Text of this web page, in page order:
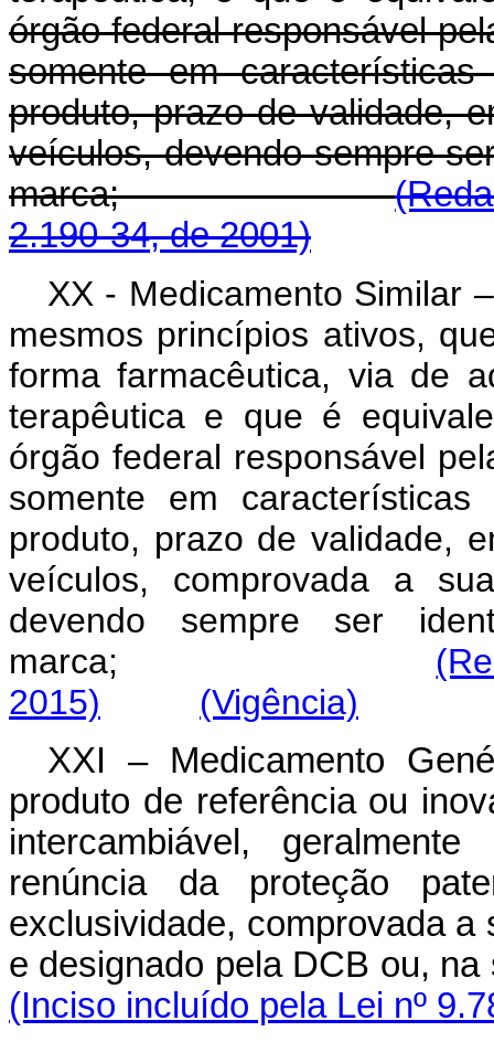
órgão federal responsável
somente em
produto, prazo de validade,
veículos, devendo sempre
marca;
2.190-34, de 2001)
XX - Medicamento Similar
mesmos princípios ativos,
forma farmacêutica, via de
terapêutica e que é
órgão federal responsável
somente em
produto, prazo de validade,
veículos, comprovada a
devendo sempre ser
marca;
2015)
(Vigência)
XXI – Medicamento
produto de referência ou
intercambiável,
renúncia da proteção
exclusividade, comprovada
e designado pela DCB ou,
(Inciso incluído pela Lei nº